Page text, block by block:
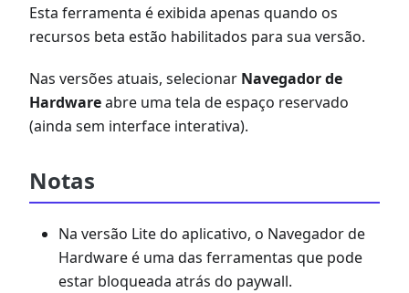
Esta ferramenta é exibida apenas quando os
recursos beta estão habilitados para sua versão.
Nas versões atuais, selecionar Navegador de
Hardwareabre uma tela de espaço reservado
(ainda sem interface interativa).
Notas
Na versão Lite do aplicativo, o Navegador de
Hardware é uma das ferramentas que pode
estar bloqueada atrás do paywall.